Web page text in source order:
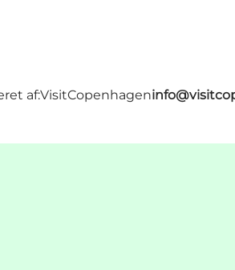
af:VisitCopenhagen